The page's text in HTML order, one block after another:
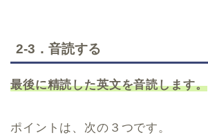
2-3．音読する
最後に精読した英文を音読します。
ポイントは、次の３つです。